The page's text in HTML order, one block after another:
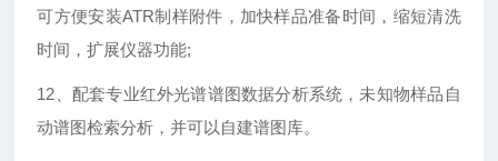
可方便安装ATR制样附件，加快样品准备时间，缩短清洗
时间，扩展仪器功能;
12、配套专业红外光谱谱图数据分析系统 ，未知物样品自
动谱图检索分析，并可以自建谱图库。